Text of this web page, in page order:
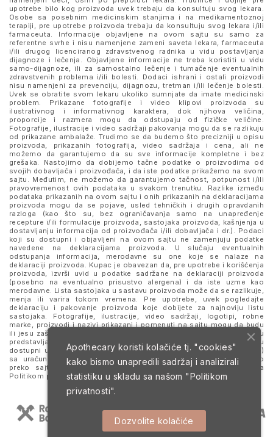
upotrebe bilo kog proizvoda uvek trebaju da konsultuju svog lekara.
Osobe sa posebnim medicinskim stanjima i na medikamentoznoj
terapiji, pre upotrebe proizvoda trebaju da konsultuju svog lekara i/ili
farmaceuta. Informacije objavljene na ovom sajtu su samo za
referentne svrhe i nisu namenjene zameni saveta lekara, farmaceuta
i/ili drugog licenciranog zdravstvenog radnika u vidu postavljanja
dijagnoze i lečenja. Objavljene informacije ne treba koristiti u vidu
samo-dijagnoze, ili za samostalno lečenje i tumačenje eventualnih
zdravstvenih problema i/ili bolesti. Dodaci ishrani i ostali proizvodi
nisu namenjeni za prevenciju, dijagnozu, tretman i/ili lečenje bolesti.
Uvek se obratite svom lekaru ukoliko sumnjate da imate medicinski
problem. Prikazane fotografije i video klipovi proizvoda su
ilustrativnog i informativnog karaktera, dok njihova veličina,
proporcije i razmera mogu da odstupaju od fizičke veličine.
Fotografije, ilustracije i video sadržaji pakovanja mogu da se razlikuju
od prikazane ambalaže. Trudimo se da budemo što precizniji u opisu
proizvoda, prikazanih fotografija, video sadržaja i cena, ali ne
možemo da garantujemo da su sve informacije kompletne i bez
grešaka. Nastojimo da dobijemo tačne podatke o proizvodima od
svojih dobavljača i proizvođača, i da iste podatke prikažemo na svom
sajtu. Međutim, ne možemo da garantujemo tačnost, potpunost i/ili
pravovremenost ovih podataka u svakom trenutku. Razlike između
podataka prikazanih na ovom sajtu i onih prikazanih na deklaracijama
proizvoda mogu da se pojave, usled tehničkih i drugih opravdanih
razloga (kao što su, bez ograničavanja samo na unapređenje
recepture i/ili formulacije proizvoda, sastojaka proizvoda, kašnjenja u
dostavljanju informacija od proizvođača i/ili dobavljača i dr.). Podaci
koji su dostupni i objavljeni na ovom sajtu ne zamenjuju podatke
navedene na deklaracijama proizvoda. U slučaju eventualnih
odstupanja informacija, merodavne su one koje se nalaze na
deklaraciji proizvoda. Kupac je obavezan da, pre upotrebe i korišćenja
proizvoda, izvrši uvid u podatke sadržane na deklaraciji proizvoda
(posebno na eventualno prisustvo alergena) i da iste uzme kao
merodavne. Lista sastojaka u sastavu proizvoda može da se razlikuje,
menja ili varira tokom vremena. Pre upotrebe, uvek pogledajte
deklaraciju i pakovanje proizvoda koje dobijete za najnoviju listu
sastojaka. Fotografije, ilustracije, video sadržaji, logotipi, robne
marke, proizvodi i nazivi prikazani i pomenuti na sajtu mogu da budu
ili jesu zaštitni znaci njihovih kompanija. Proizvodi prikazani na sajtu
predstavljaju deo ponude za poručivanje i ne podrazumeva se da su
dostupni u svakom trenutku. Sve cene su izražene u dinarima (RSD)
sa uračunatim PDV-om, dok je poručivanje omogućeno isključivo
preko sajta. Nastavkom i upotrebom ovog sajta slažete se sa
Politikom privatnostiiUslovima korišćenja i prodaje.
Apothecary koristi kolačiće tj. "cookies"
kako bismo unapredili sadržaj i analizirali
statistiku u skladu sa našom "Politikom
privatnosti".
Dozvolite kolačiće